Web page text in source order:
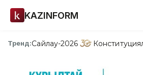
KAZINFORM
Тренд:Сайлау-2026